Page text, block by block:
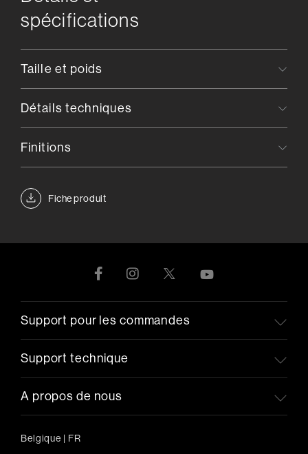
spécifications
Fiche produit
Taille et poids
Détails techniques
Finitions
Support pour les commandes
Support technique
A propos de nous
Belgique | FR